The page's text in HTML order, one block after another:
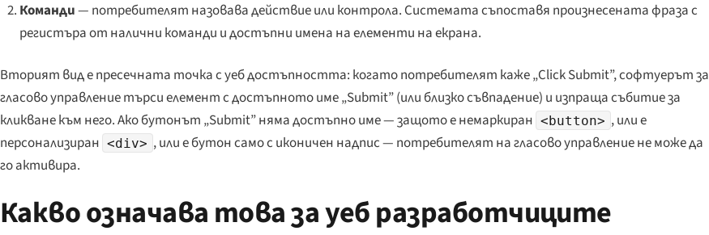
Команди— потребителят назовава действие или контрола. Системата съпоставя произнесената фраза с
регистъра от налични команди и достъпни имена на елементи на екрана.
Вторият вид е пресечната точка с уеб достъпността: когато потребителят каже „Click Submit”, софтуерът за
гласово управление търси елемент с достъпното име „Submit” (или близко съвпадение) и изпраща събитие за
кликване към него. Ако бутонът „Submit” няма достъпно име — защото е немаркиран <button> , или е
персонализиран <div> , или е бутон само с иконичен надпис — потребителят на гласово управление не може да
го активира.
Какво означава това за уеб разработчиците